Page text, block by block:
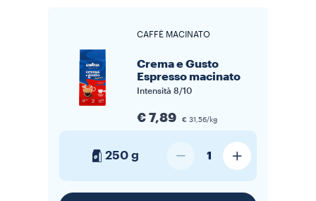
CAFFÈ MACINATO
Crema e Gusto
Espresso macinato
Intensità 8/10
€ 7,89 € 31,56/kg
250 g 1